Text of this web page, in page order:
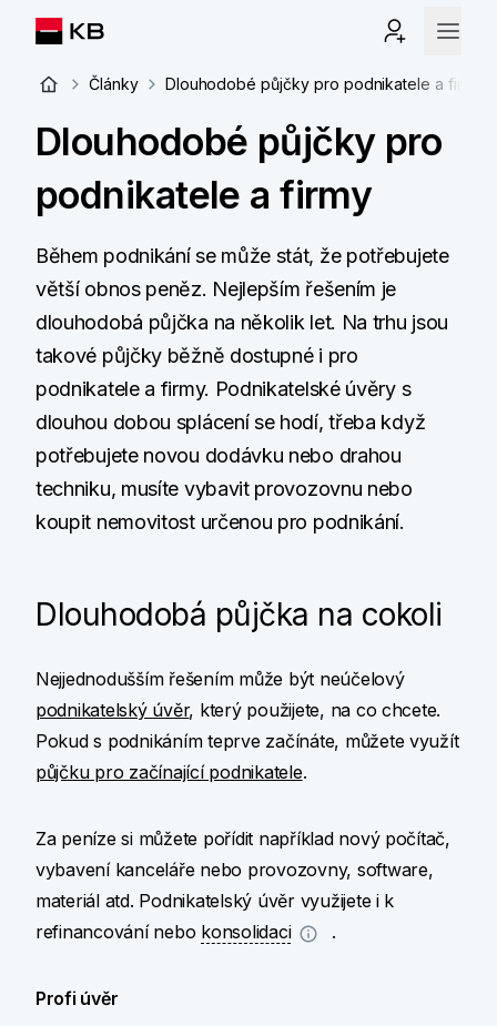
Články Dlouhodobé půjčky pro podnikatele a firmy
Dlouhodobé půjčky pro
podnikatele a firmy
Během podnikání se může stát, že potřebujete
větší obnos peněz. Nejlepším řešením je
dlouhodobá půjčka na několik let. Na trhu jsou
takové půjčky běžně dostupné i pro
podnikatele a firmy. Podnikatelské úvěry s
dlouhou dobou splácení se hodí, třeba když
potřebujete novou dodávku nebo drahou
techniku, musíte vybavit provozovnu nebo
koupit nemovitost určenou pro podnikání.
Dlouhodobá půjčka na cokoli
Nejjednodušším řešením může být neúčelový
podnikatelský úvěr, který použijete, na co chcete.
Pokud s podnikáním teprve začínáte, můžete využít
půjčku pro začínající podnikatele.
Za peníze si můžete pořídit například nový počítač,
vybavení kanceláře nebo provozovny, software,
materiál atd. Podnikatelský úvěr využijete i k
refinancování nebo konsolidaci .
Profi úvěr